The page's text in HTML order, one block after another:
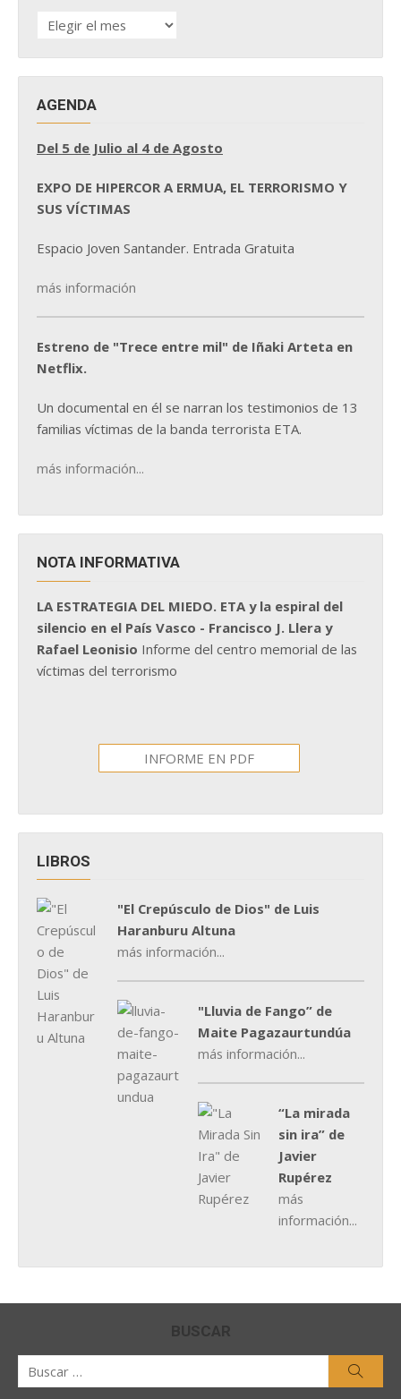
HISTÓRICO
DE
AGENDA
Del 5 de Julio al 4 de Agosto
EXPO DE HIPERCOR A ERMUA, EL TERRORISMO Y
SUS VÍCTIMAS
Espacio Joven Santander. Entrada Gratuita
más información
Estreno de "Trece entre mil" de Iñaki Arteta en
Netflix.
Un documental en él se narran los testimonios de 13
familias víctimas de la banda terrorista ETA.
más información...
NOTA INFORMATIVA
LA ESTRATEGIA DEL MIEDO. ETA y la espiral del
silencio en el País Vasco - Francisco J. Llera y
Rafael Leonisio Informe del centro memorial de las
víctimas del terrorismo
INFORME EN PDF
LIBROS
"El Crepúsculo de Dios" de Luis
Haranburu Altuna
más información...
"Lluvia de Fango” de
Maite Pagazaurtundúa
más información...
“La mirada
sin ira” de
Javier
Rupérez
más
información...
BUSCAR